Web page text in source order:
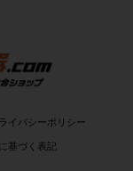
イバシーポリシー
基づく表記